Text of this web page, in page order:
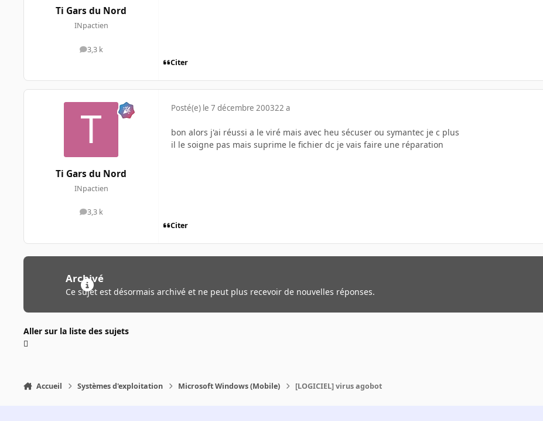
Ti Gars du Nord
INpactien
3,3 k
messages
Citer
Ti Gars du Nord
INpactien
3,3 k
messages
Posté(e) le 7 décembre 200322 a
bon alors j'ai réussi a le viré mais avec heu sécuser ou symantec je c plus
il le soigne pas mais suprime le fichier dc je vais faire une réparation
Citer
Archivé
Ce sujet est désormais archivé et ne peut plus recevoir de nouvelles réponses.
Aller sur la liste des sujets
Accueil Systèmes d'exploitation Microsoft Windows (Mobile) [LOGICIEL] virus agobot